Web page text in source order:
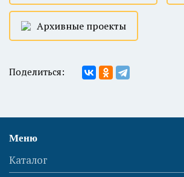
Архивные проекты
Поделиться:
Меню
Каталог